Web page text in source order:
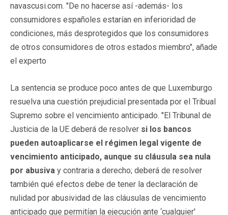
navascusi.com. "De no hacerse así -además- los
consumidores españoles estarían en inferioridad de
condiciones, más desprotegidos que los consumidores
de otros consumidores de otros estados miembro", añade
el experto
La sentencia se produce poco antes de que Luxemburgo
resuelva una cuestión prejudicial presentada por el Tribual
Supremo sobre el vencimiento anticipado. "El Tribunal de
Justicia de la UE deberá de resolver si los bancos
pueden autoaplicarse el régimen legal vigente de
vencimiento anticipado, aunque su cláusula sea nula
por abusiva y contraria a derecho; deberá de resolver
también qué efectos debe de tener la declaración de
nulidad por abusividad de las cláusulas de vencimiento
anticipado que permitían la ejecución ante ‘cualquier'